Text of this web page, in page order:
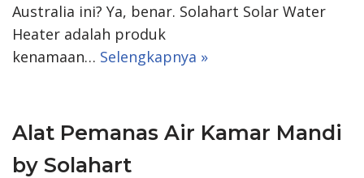
Australia ini? Ya, benar. Solahart Solar Water
Heater adalah produk
kenamaan… Selengkapnya »
Alat Pemanas Air Kamar Mandi
by Solahart